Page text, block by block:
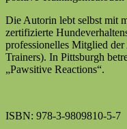
Die Autorin lebt selbst mit
zertifizierte
professionelles Mitglied
Trainers). In Pittsburgh
„Pawsitive Reactions“.
ISBN: 978-3-9809810-5-7